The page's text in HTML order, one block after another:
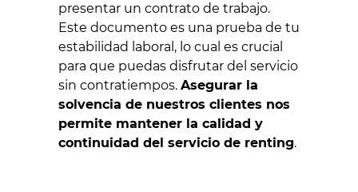
presentar un contrato de trabajo.
Este documento es una prueba de tu
estabilidad laboral, lo cual es crucial
para que puedas disfrutar del servicio
sin contratiempos. Asegurar la
solvencia de nuestros clientes nos
permite mantener la calidad y
continuidad del servicio de renting.